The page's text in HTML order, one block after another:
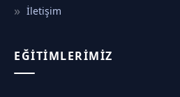
İletişim
EĞITIMLERIMIZ